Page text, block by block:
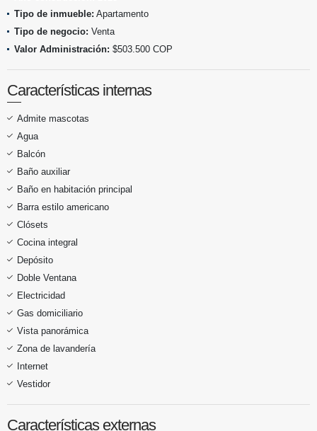
Tipo de inmueble: Apartamento
Tipo de negocio: Venta
Valor Administración: $503.500 COP
Características internas
Admite mascotas
Agua
Balcón
Baño auxiliar
Baño en habitación principal
Barra estilo americano
Clósets
Cocina integral
Depósito
Doble Ventana
Electricidad
Gas domiciliario
Vista panorámica
Zona de lavandería
Internet
Vestidor
Características externas